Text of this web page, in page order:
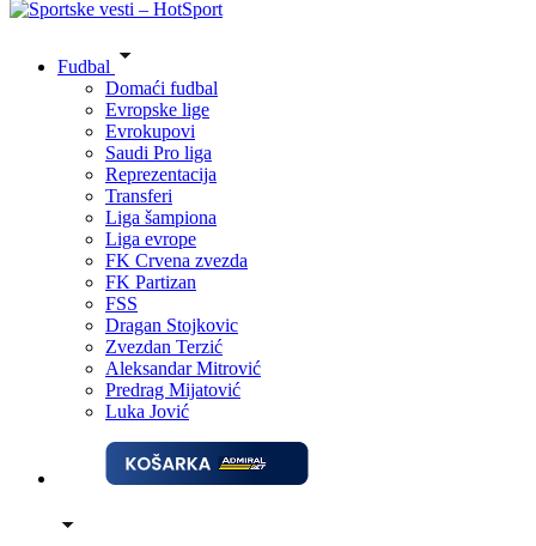
Fudbal
Domaći fudbal
Evropske lige
Evrokupovi
Saudi Pro liga
Reprezentacija
Transferi
Liga šampiona
Liga evrope
FK Crvena zvezda
FK Partizan
FSS
Dragan Stojkovic
Zvezdan Terzić
Aleksandar Mitrović
Predrag Mijatović
Luka Jović